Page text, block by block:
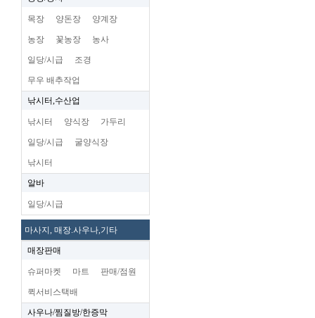
목장 양돈장 양계장
농장 꽃농장 농사
일당/시급 조경
무우 배추작업
낚시터,수산업
낚시터 양식장 가두리
일당/시급 굴양식장
낚시터
알바
일당/시급
마사지, 매장.사우나,기타
매장판매
슈퍼마켓 마트 판매/점원
퀵서비스택배
사우나/찜질방/한증막